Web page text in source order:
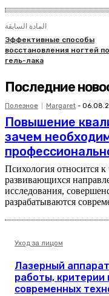
المادة السابقة
Эффективные способы
восстановления ногтей
гель-лака
Последние
Полезное Margaret -
Повышение
зачем
Психология относится
развивающихся
исследования,
разрабатываются
Уход за лицом
Лазерный
работы, критерии
современных